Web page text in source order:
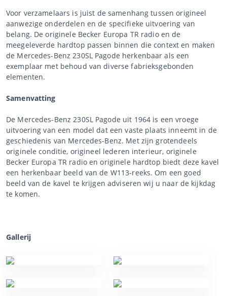
Voor verzamelaars is juist de samenhang tussen origineel
aanwezige onderdelen en de specifieke uitvoering van
belang. De originele Becker Europa TR radio en de
meegeleverde hardtop passen binnen die context en maken
de Mercedes-Benz 230SL Pagode herkenbaar als een
exemplaar met behoud van diverse fabrieksgebonden
elementen.
Samenvatting
De Mercedes-Benz 230SL Pagode uit 1964 is een vroege
uitvoering van een model dat een vaste plaats inneemt in de
geschiedenis van Mercedes-Benz. Met zijn grotendeels
originele conditie, origineel lederen interieur, originele
Becker Europa TR radio en originele hardtop biedt deze kavel
een herkenbaar beeld van de W113-reeks. Om een goed
beeld van de kavel te krijgen adviseren wij u naar de kijkdag
te komen.
Gallerij